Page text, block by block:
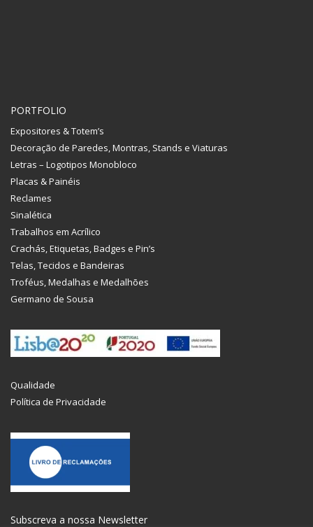
PORTFOLIO
Expositores & Totem’s
Decoração de Paredes, Montras, Stands e Viaturas
Letras – Logotipos Monobloco
Placas & Painéis
Reclames
Sinalética
Trabalhos em Acrílico
Crachás, Etiquetas, Badges e Pin’s
Telas, Tecidos e Bandeiras
Troféus, Medalhas e Medalhões
Germano de Sousa
Qualidade
Política de Privacidade
Subscreva a nossa Newsletter